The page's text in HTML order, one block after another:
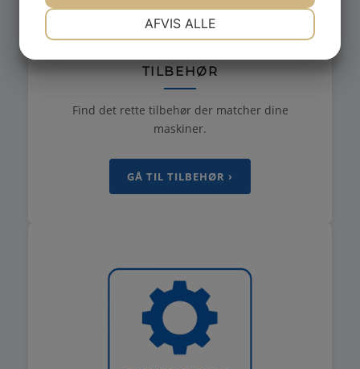
TILBEHØR
Find det rette tilbehør der matcher dine
maskiner.
GÅ TIL TILBEHØR ›
NØDVENDIGE PRÆFERENCER
MARKETING
AFVIS ALLE